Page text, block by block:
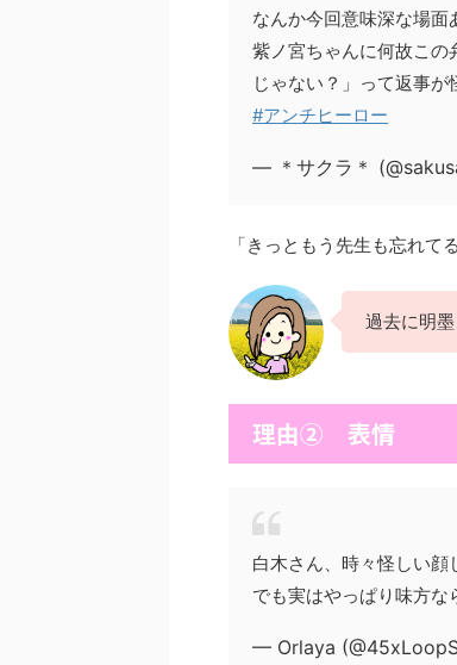
なんか今回意味深な場
紫ノ宮ちゃんに何故この
じゃない？」って返事が
#アンチヒーロー
— ＊サクラ＊
「きっともう先生も忘れて
過去に明
理由② 表情
白木さん、時々怪しい顔
でも実はやっぱり味方な
— Orlaya